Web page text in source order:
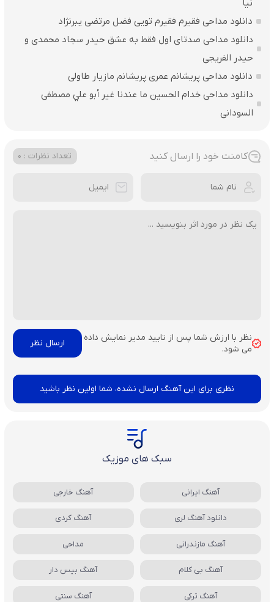
نیا
دانلود مداحی فقیرم فقیرم تویی فضل مرتضی یبرنژاد
دانلود مداحی صدتای اول فقط به عشق حیدر سجاد محمدی و
حیدر الفریجی
دانلود مداحی پریشانم عمری پریشانم مازیار طاولی
دانلود مداحی خدام الحسين ما عندنا غير أبو علي مصطفی
السودانی
کامنت خود را ارسال کنید تعداد نظرات : 0
نظر با ارزش شما پس از تایید مدیر نمایش داده
می شود.
نظری برای این آهنگ ارسال نشده، شما اولین نظر باشید
سبک های موزیک
آهنگ ایرانی آهنگ خارجی
دانلود آهنگ لری آهنگ کردی
آهنگ مازندرانی مداحی
آهنگ بی کلام آهنگ بیس دار
آهنگ ترکی آهنگ سنتی